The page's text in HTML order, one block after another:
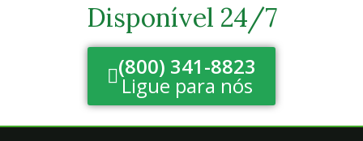
Disponível 24/7
(800) 341-8823
Ligue para nós